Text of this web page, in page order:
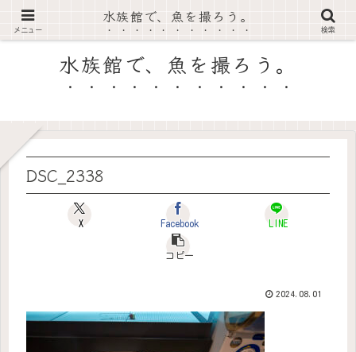
RA's AquaPicture
水族館で、魚を撮ろう。
DSC_2338
X Facebook LINE
コピー
2024.08.01
メニュー
水族館で、魚を撮ろう。
検索